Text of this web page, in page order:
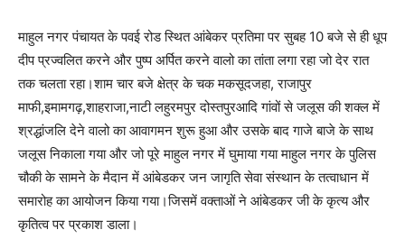
माहुल नगर पंचायत के पवई रोड स्थित आंबेकर प्रतिमा पर सुबह 10 बजे से ही धूप
दीप प्रज्वलित करने और पुष्प अर्पित करने वालो का तांता लगा रहा जो देर रात
तक चलता रहा।शाम चार बजे क्षेत्र के चक मकसूदजहा, राजापुर
माफी,इमामगढ़,शाहराजा,नाटी लहुरमपुर दोस्तपुरआदि गांवों से जलूस की शक्ल में
श्रद्धांजलि देने वालो का आवागमन शुरू हुआ और उसके बाद गाजे बाजे के साथ
जलूस निकाला गया और जो पूरे माहुल नगर में घुमाया गया माहुल नगर के पुलिस
चौकी के सामने के मैदान में आंबेडकर जन जागृति सेवा संस्थान के तत्वाधान में
समारोह का आयोजन किया गया।जिसमें वक्ताओं ने आंबेडकर जी के कृत्य और
कृतित्व पर प्रकाश डाला।